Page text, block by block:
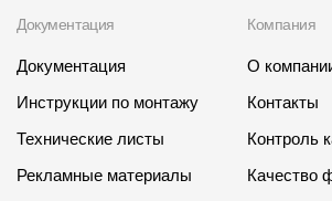
Документация
Документация
Инструкции по монтажу
Технические листы
Рекламные материалы
Компания
О
Контакты
Контроль
Качество